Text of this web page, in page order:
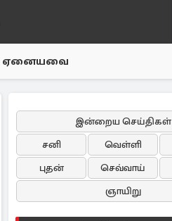
ஏனையவை
இன்றைய செய்திகள்
சனி
வெள்ளி
புதன்
செவ்வாய்
ஞாயிறு